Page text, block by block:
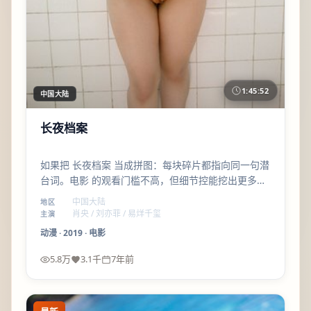
中国大陆 1:45:52
长夜档案
如果把 长夜档案 当成拼图：每块碎片都指向同一句潜
台词。电影 的观看门槛不高，但细节控能挖出更多呼
应；易烊千玺 的戏份别跳过。
地区 中国大陆
主演
肖央 / 刘亦菲 / 易烊千玺
动漫·2019· 电影
5.8万 3.1千 7年前